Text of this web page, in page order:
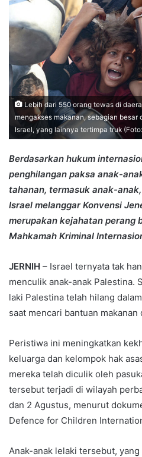
email
Lebih dari 550 orang tewas di
mengakses makanan, sebagian besar
Israel, yang lainnya tertimpa truk
Berdasarkan hukum
penghilangan paksa anak-
tahanan, termasuk anak-
Israel melanggar Konvensi
merupakan kejahatan perang
Mahkamah Kriminal
JERNIH – Israel ternyata tak
menculik anak-anak Palestina.
laki Palestina telah hilang
saat mencari bantuan makanan
Peristiwa ini meningkatkan
keluarga dan kelompok hak
mereka telah diculik oleh
tersebut terjadi di wilayah
dan 2 Agustus, menurut
Defence for Children
Anak-anak lelaki tersebut,